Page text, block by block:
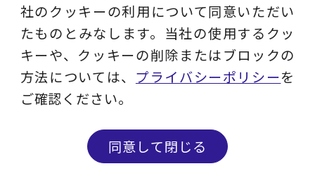
経営全般 経営企画・事業戦略
経営管理・経理・財
務
人事
IT・デジタル
社のクッキーの利用について同意いただい
たものとみなします。当社の使用するクッ
キーや、クッキーの削除またはブロックの
方法については、 プライバシーポリシーを
ご確認ください。
同意して閉じる